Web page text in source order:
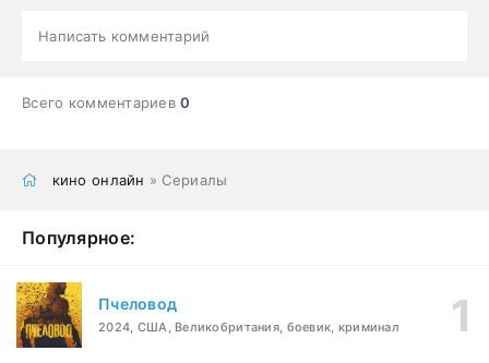
Написать комментарий
Всего комментариев0
кино онлайн » Сериалы
Популярное:
Пчеловод
2024, США, Великобритания, боевик, криминал